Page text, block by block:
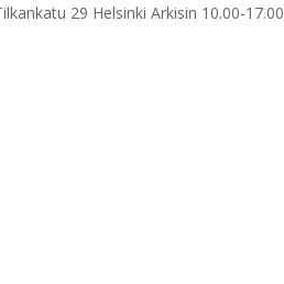
29 Helsinki Arkisin 10.00-17.00